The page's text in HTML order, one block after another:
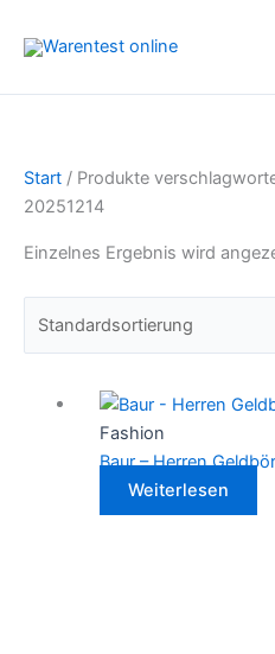
Inhalt
Start / Produkte
20251214
Einzelnes Ergebnis wird
Fashion
Baur – Herren
Weiterlesen